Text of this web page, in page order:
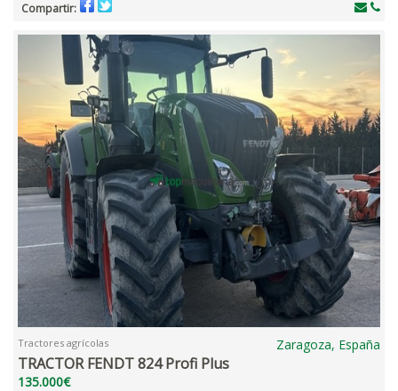
Compartir:
Tractores agrícolas Zaragoza, España
TRACTOR FENDT 824 Profi Plus
135.000€